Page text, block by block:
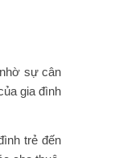
sự cân
gia đình
trẻ đến